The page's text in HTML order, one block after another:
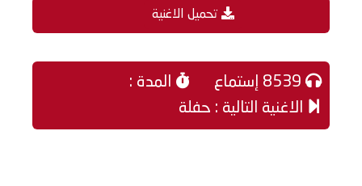
تحميل الاغنية
المدة :
الاغنية التالية : حفلة